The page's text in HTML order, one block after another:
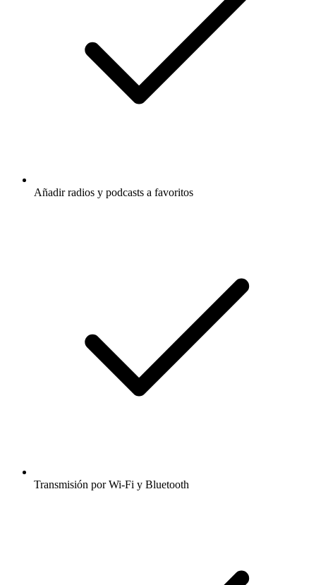
Añadir radios y podcasts a favoritos
Transmisión por Wi-Fi y Bluetooth